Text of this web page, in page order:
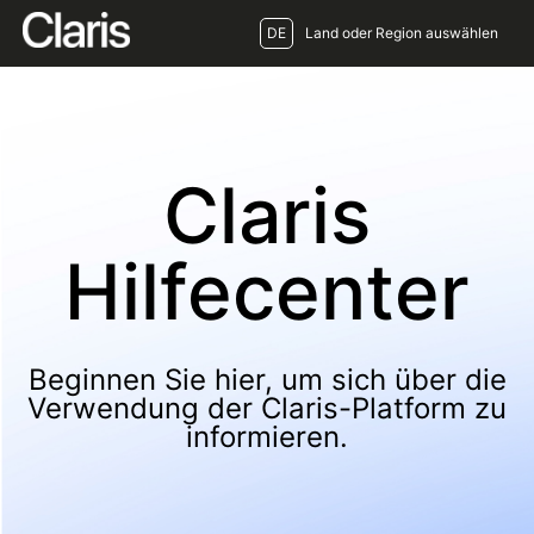
Claris
Hilfecenter
Beginnen Sie hier, um sich über die
Verwendung der Claris-Platform zu
informieren.
DE Land oder Region auswählen